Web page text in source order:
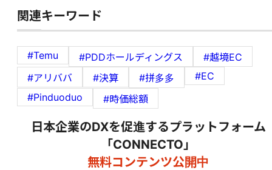
関連キーワード
#Temu #PDDホールディングス
#越境EC
#アリババ
#決算 #拼多多
#EC
#Pinduoduo
#時価総額
日本企業のDXを促進するプラットフォーム
「CONNECTO」
無料コンテンツ公開中